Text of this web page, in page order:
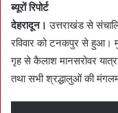
ब्यूरों रिपोर्ट
देहरादून। उत्तराखंड से
रविवार को टनकपुर से हुआ।
गृह से कैलाश मानसरोवर
तथा सभी श्रद्धालुओं की